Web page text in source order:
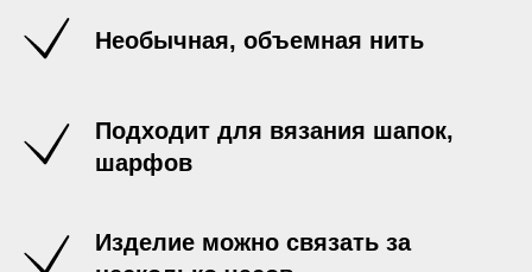
Необычная, объемная нить
Подходит для вязания шапок,
шарфов
Изделие можно связать за